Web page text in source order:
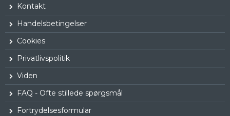
Kontakt
Handelsbetingelser
Cookies
Privatlivspolitik
Viden
FAQ - Ofte stillede spørgsmål
Fortrydelsesformular